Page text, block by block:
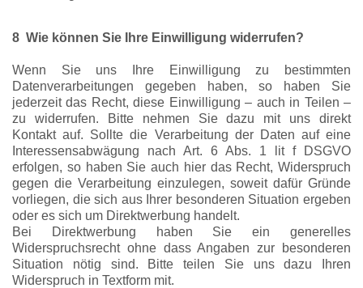
8 Wie können Sie Ihre Einwilligung widerrufen?
Wenn Sie uns Ihre Einwilligung zu bestimmten
Datenverarbeitungen gegeben haben, so haben Sie
jederzeit das Recht, diese Einwilligung – auch in Teilen –
zu widerrufen. Bitte nehmen Sie dazu mit uns direkt
Kontakt auf. Sollte die Verarbeitung der Daten auf eine
Interessensabwägung nach Art. 6 Abs. 1 lit f DSGVO
erfolgen, so haben Sie auch hier das Recht, Widerspruch
gegen die Verarbeitung einzulegen, soweit dafür Gründe
vorliegen, die sich aus Ihrer besonderen Situation ergeben
oder es sich um Direktwerbung handelt.
Bei Direktwerbung haben Sie ein generelles
Widerspruchsrecht ohne dass Angaben zur besonderen
Situation nötig sind. Bitte teilen Sie uns dazu Ihren
Widerspruch in Textform mit.